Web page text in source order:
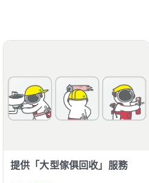
提供「大型傢俱回收」服務